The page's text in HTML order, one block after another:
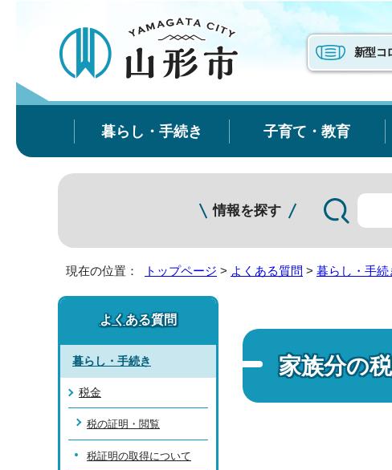
新型コ
暮らし・手続き 子育て・教育
情報を探す
現在の位置： トップページ > よくある質問 > 暮らし・手続
家族分の
よくある質問
暮らし・手続き
税金
税の証明・閲覧
税証明の取得について